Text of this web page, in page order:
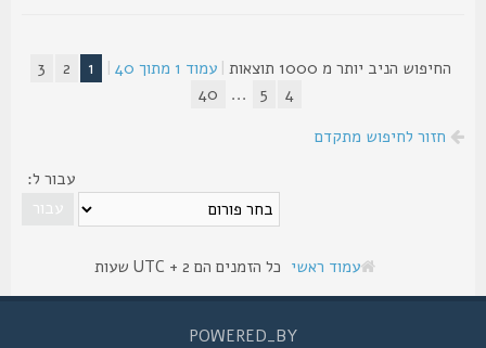
החיפוש הניב יותר מ 1000 תוצאות |עמוד1מתוך40
|
1
5
...
40
חזור לחיפוש מתקדם
עבור ל:
עמוד ראשי כל הזמנים הם UTC + 2 שעות
POWERED_BY